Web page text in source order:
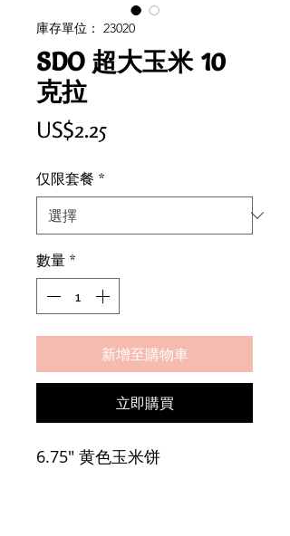
庫存單位： 23020
SDO 超大玉米 10
克拉
US$2.25價
仅限套餐 *
數量 *
新增至購物車
立即購買
6.75" 黄色玉米饼